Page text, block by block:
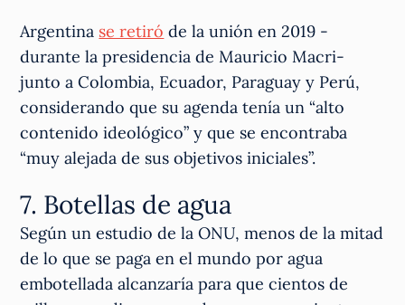
Argentina se retiró de la unión en 2019 -
durante la presidencia de Mauricio Macri-
junto a Colombia, Ecuador, Paraguay y Perú,
considerando que su agenda tenía un “alto
contenido ideológico” y que se encontraba
“muy alejada de sus objetivos iniciales”.
7. Botellas de agua
Según un estudio de la ONU, menos de la mitad
de lo que se paga en el mundo por agua
embotellada alcanzaría para que cientos de